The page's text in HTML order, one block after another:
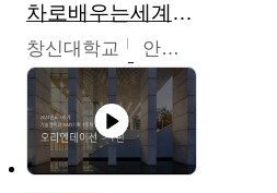
차로배우는세계문화
창신대학교 안소영